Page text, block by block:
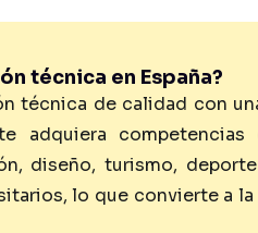
técnica en España?
técnica de calidad con
adquiera
diseño, turismo,
lo que convierte a